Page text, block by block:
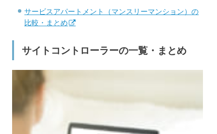
サービスアパートメント（マンスリーマンション）の
比較・まとめ
サイトコントローラーの一覧・まとめ